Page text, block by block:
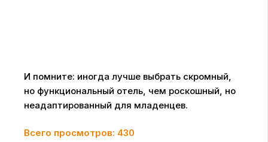
И помните: иногда лучше выбрать скромный,
но функциональный отель, чем роскошный, но
неадаптированный для младенцев.
Всего просмотров: 430